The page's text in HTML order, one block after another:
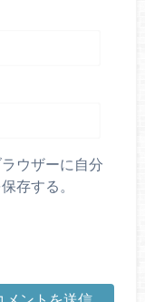
ウザーに自分
存する。